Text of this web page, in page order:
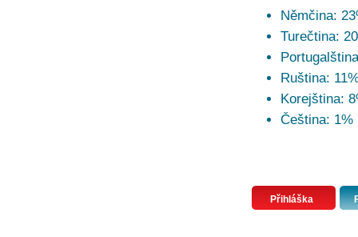
Němčina:
Turečtina:
Ruština:
Korejština:
Čeština: 1%
Přihláška